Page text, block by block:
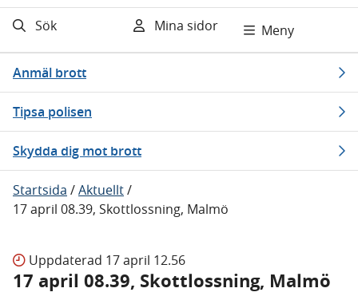
Sök Mina sidor Meny
Anmäl brott
Tipsa polisen
Skydda dig mot brott
Startsida /Aktuellt/
17 april 08.39, Skottlossning, Malmö
Uppdaterad 17 april 12.56
17 april 08.39, Skottlossning, Malmö